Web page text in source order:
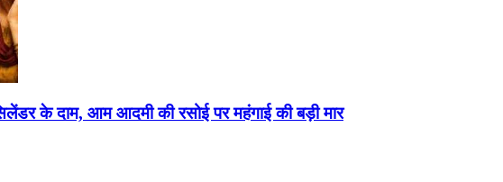
के दाम, आम आदमी की रसोई पर महंगाई की बड़ी मार